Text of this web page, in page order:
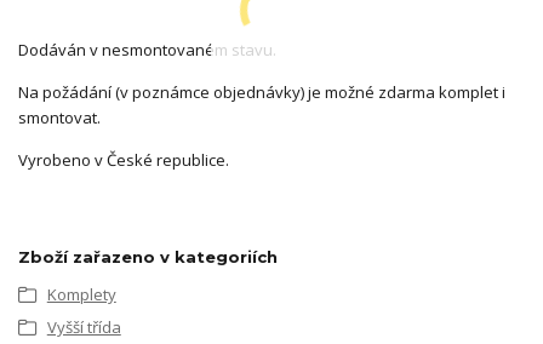
Dodáván v nesmontovaném stavu.
Na požádání (v poznámce objednávky) je možné zdarma komplet i
smontovat.
Vyrobeno v České republice.
Zboží zařazeno v kategoriích
Komplety
Vyšší třída